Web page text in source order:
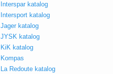
Interspar katalog
Intersport katalog
Jager katalog
JYSK katalog
KiK katalog
Kompas
La Redoute katalog